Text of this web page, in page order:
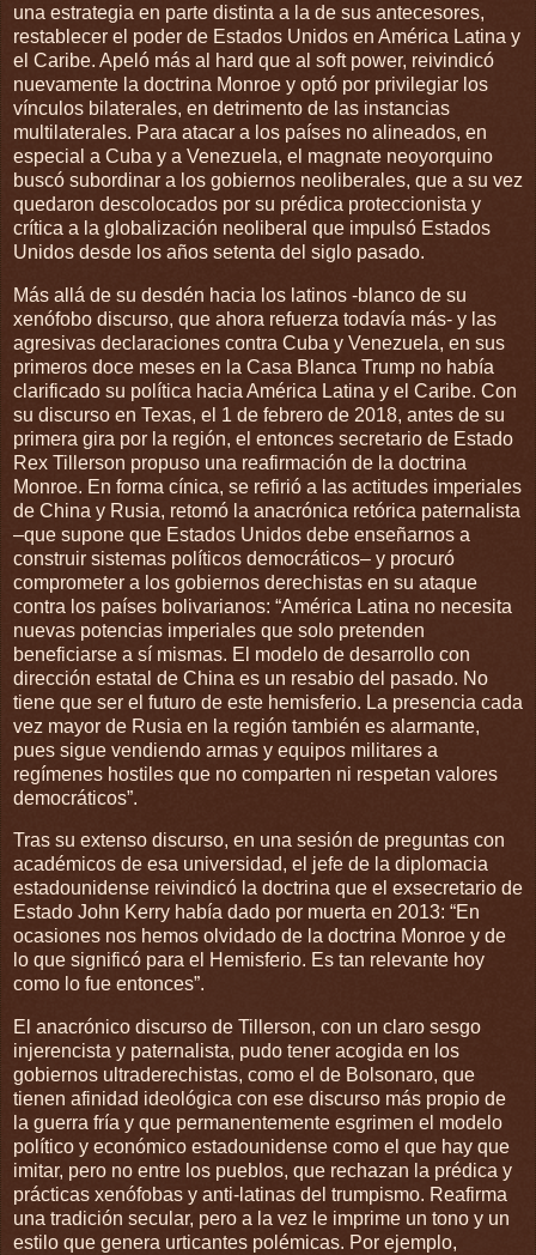
una estrategia en parte distinta a la de sus antecesores,
restablecer el poder de Estados Unidos en América Latina y
el Caribe. Apeló más al hard que al soft power, reivindicó
nuevamente la doctrina Monroe y optó por privilegiar los
vínculos bilaterales, en detrimento de las instancias
multilaterales. Para atacar a los países no alineados, en
especial a Cuba y a Venezuela, el magnate neoyorquino
buscó subordinar a los gobiernos neoliberales, que a su vez
quedaron descolocados por su prédica proteccionista y
crítica a la globalización neoliberal que impulsó Estados
Unidos desde los años setenta del siglo pasado.
Más allá de su desdén hacia los latinos -blanco de su
xenófobo discurso, que ahora refuerza todavía más- y las
agresivas declaraciones contra Cuba y Venezuela, en sus
primeros doce meses en la Casa Blanca Trump no había
clarificado su política hacia América Latina y el Caribe. Con
su discurso en Texas, el 1 de febrero de 2018, antes de su
primera gira por la región, el entonces secretario de Estado
Rex Tillerson propuso una reafirmación de la doctrina
Monroe. En forma cínica, se refirió a las actitudes imperiales
de China y Rusia, retomó la anacrónica retórica paternalista
–que supone que Estados Unidos debe enseñarnos a
construir sistemas políticos democráticos– y procuró
comprometer a los gobiernos derechistas en su ataque
contra los países bolivarianos: “América Latina no necesita
nuevas potencias imperiales que solo pretenden
beneficiarse a sí mismas. El modelo de desarrollo con
dirección estatal de China es un resabio del pasado. No
tiene que ser el futuro de este hemisferio. La presencia cada
vez mayor de Rusia en la región también es alarmante,
pues sigue vendiendo armas y equipos militares a
regímenes hostiles que no comparten ni respetan valores
democráticos”.
Tras su extenso discurso, en una sesión de preguntas con
académicos de esa universidad, el jefe de la diplomacia
estadounidense reivindicó la doctrina que el exsecretario de
Estado John Kerry había dado por muerta en 2013: “En
ocasiones nos hemos olvidado de la doctrina Monroe y de
lo que significó para el Hemisferio. Es tan relevante hoy
como lo fue entonces”.
El anacrónico discurso de Tillerson, con un claro sesgo
injerencista y paternalista, pudo tener acogida en los
gobiernos ultraderechistas, como el de Bolsonaro, que
tienen afinidad ideológica con ese discurso más propio de
la guerra fría y que permanentemente esgrimen el modelo
político y económico estadounidense como el que hay que
imitar, pero no entre los pueblos, que rechazan la prédica y
prácticas xenófobas y anti-latinas del trumpismo. Reafirma
una tradición secular, pero a la vez le imprime un tono y un
estilo que genera urticantes polémicas. Por ejemplo,